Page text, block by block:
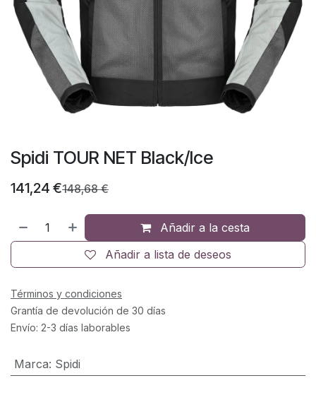
Spidi TOUR NET Black/Ice
141,24 €148,68€
Añadir a la cesta
Añadir a lista de deseos
Términos y condiciones
Grantía de devolución de 30 días
Envío: 2-3 días laborables
Marca: Spidi